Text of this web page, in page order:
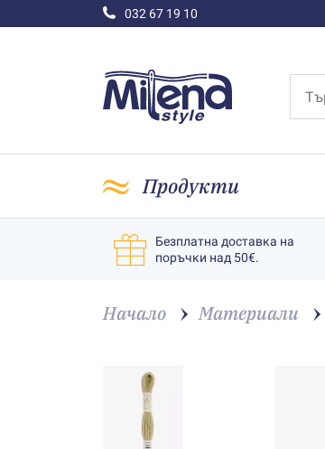
032 67 19 10
Продукти
Безплатна доставка на
поръчки над 50€.
Начало Материали